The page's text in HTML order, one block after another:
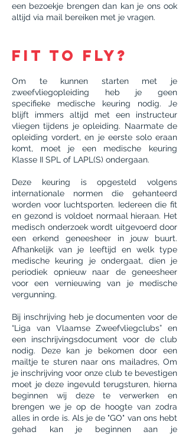
een bezoekje brengen dan kan je ons ook
altijd via mail bereiken met je vragen.
Fit to fly?
Om te kunnen starten met je
zweefvliegopleiding heb je geen
specifieke medische keuring nodig. Je
blijft immers altijd met een instructeur
vliegen tijdens je opleiding. Naarmate de
opleiding vordert, en je eerste solo eraan
komt, moet je een medische keuring
Klasse II SPL of LAPL(S) ondergaan.
Deze keuring is opgesteld volgens
internationale normen die gehanteerd
worden voor luchtsporten. Iedereen die fit
en gezond is voldoet normaal hieraan. Het
medisch onderzoek wordt uitgevoerd door
een erkend geneesheer in jouw buurt.
Afhankelijk van je leeftijd en welk type
medische keuring je ondergaat, dien je
periodiek opnieuw naar de geneesheer
voor een vernieuwing van je medische
vergunning.
Bij inschrijving heb je documenten voor de
“Liga van Vlaamse Zweefvliegclubs” en
een inschrijvingsdocument voor de club
nodig. Deze kan je bekomen door een
mailtje te sturen naar ons mailadres, Om
je inschrijving voor onze club te bevestigen
moet je deze ingevuld terugsturen, hierna
beginnen wij deze te verwerken en
brengen we je op de hoogte van zodra
alles in orde is. Als je de "GO" van ons hebt
gehad kan je beginnen aan je